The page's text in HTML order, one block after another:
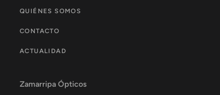
QUIÉNES SOMOS
CONTACTO
ACTUALIDAD
Zamarripa Ópticos